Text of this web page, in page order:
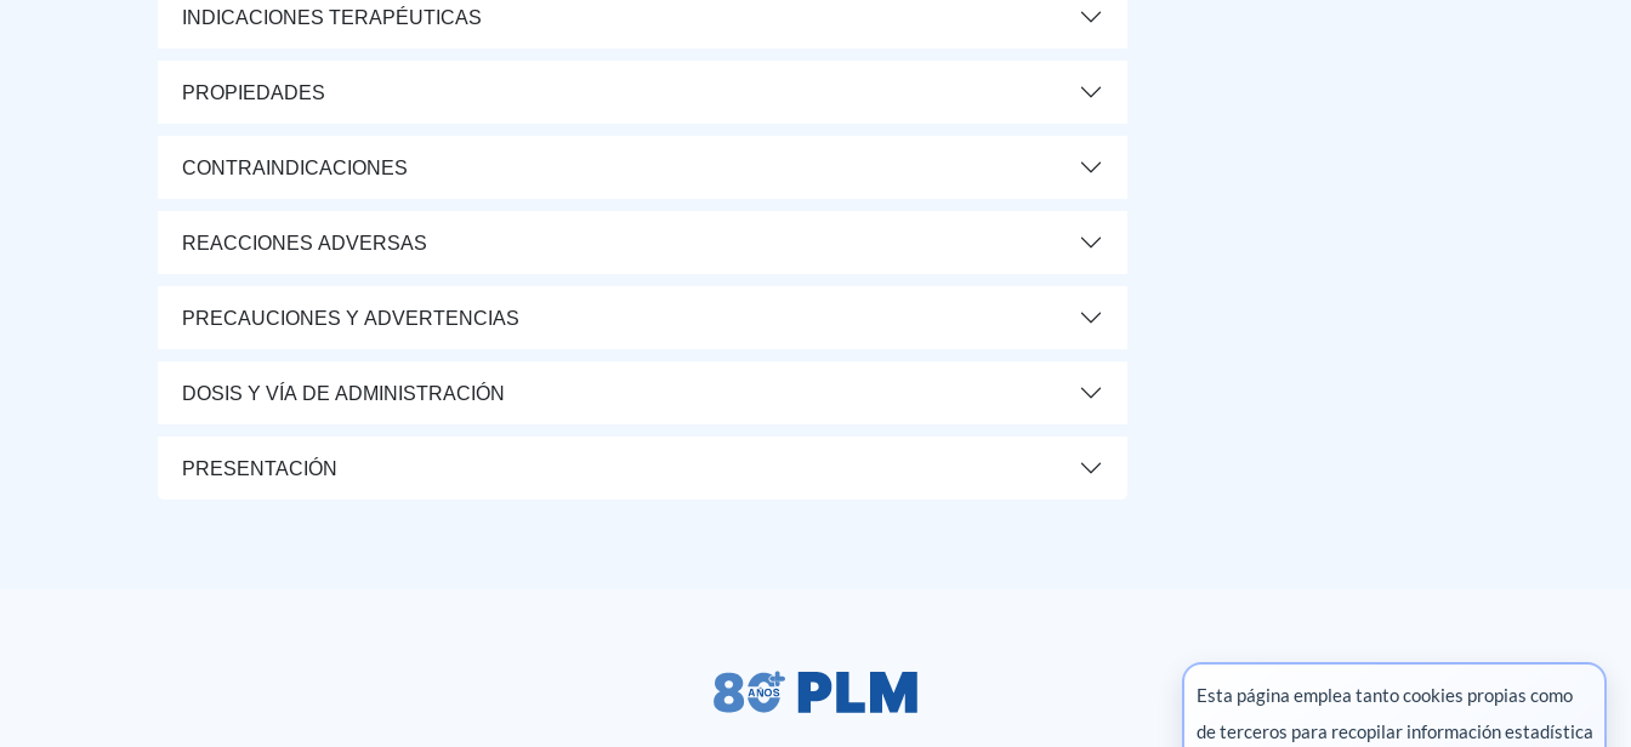
INDICACIONES TERAPÉUTICAS
PROPIEDADES
CONTRAINDICACIONES
REACCIONES ADVERSAS
PRECAUCIONES Y ADVERTENCIAS
DOSIS Y VÍA DE ADMINISTRACIÓN
PRESENTACIÓN
Esta página emplea tanto cookies propias como
de terceros para recopilar información estadística